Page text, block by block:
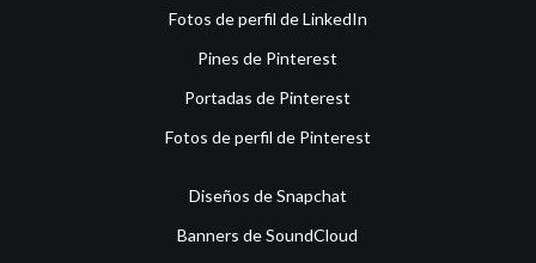
Fotos de perfil de LinkedIn
Pines de Pinterest
Portadas de Pinterest
Fotos de perfil de Pinterest
Diseños de Snapchat
Banners de SoundCloud